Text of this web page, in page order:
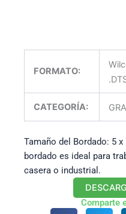
FORMATO:
CATEGORÍA:
Tamaño del Bordado: 5
bordado es ideal para
casera o industrial.
Comparte